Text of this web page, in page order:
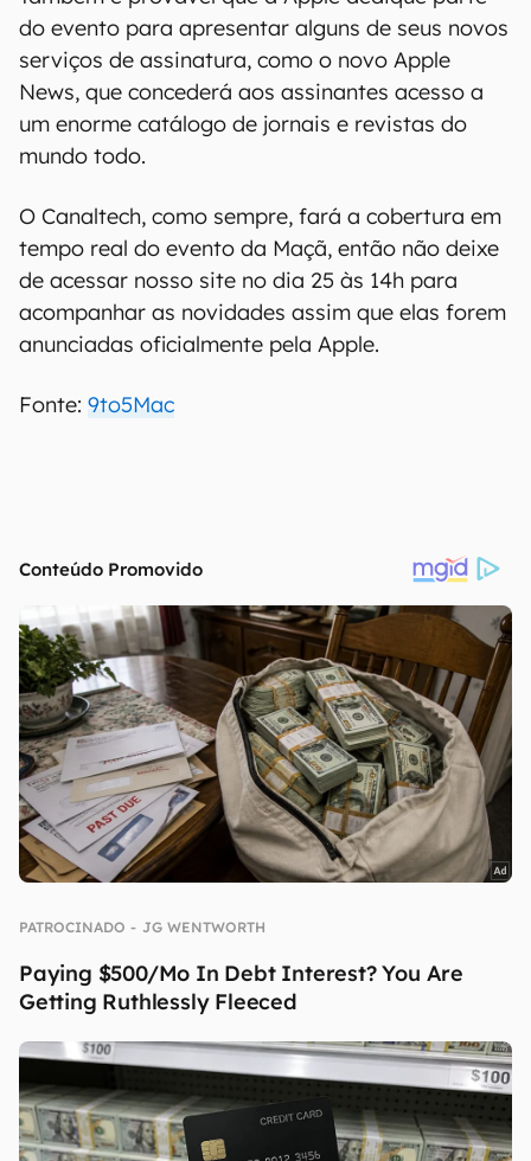
do evento para apresentar alguns de seus novos
serviços de assinatura, como o novo Apple
News, que concederá aos assinantes acesso a
um enorme catálogo de jornais e revistas do
mundo todo.
O Canaltech, como sempre, fará a cobertura em
tempo real do evento da Maçã, então não deixe
de acessar nosso site no dia 25 às 14h para
acompanhar as novidades assim que elas forem
anunciadas oficialmente pela Apple.
Fonte: 9to5Mac